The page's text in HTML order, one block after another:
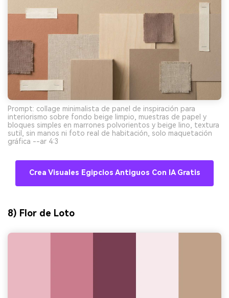
Prompt: collage minimalista de panel de inspiración para
interiorismo sobre fondo beige limpio, muestras de papel y
bloques simples en marrones polvorientos y beige lino, textura
sutil, sin manos ni foto real de habitación, solo maquetación
gráfica --ar 4:3
Crea Visuales Egipcios Antiguos Con IA Gratis
8) Flor de Loto